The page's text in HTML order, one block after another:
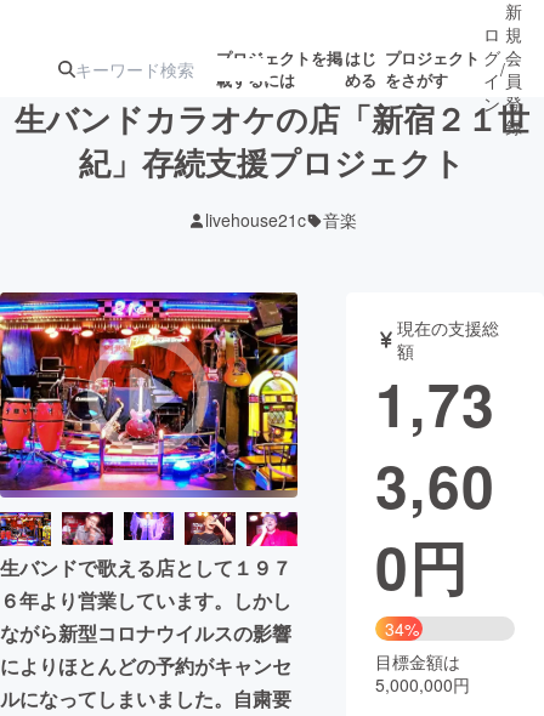
プロジェクトを掲
載するには
はじ
める
プロジェクト
をさがす
ジェクト
募集終了が近いプ
ロジェクト
アート・写真 音楽
テクノロジー・ガジェット ゲーム・サ
映像・映画
ビジネス・起業
まちづくり・地域活性化
CAMPFIRE for Social Good
CAMPFIRE Creation
CAMPFIREふるさと納税machi-ya コミュニティ
ロ
グ
イ
ン
/
新
規
会
員
登
録
生バンドカラオケの店「新宿２１世
紀」存続支援プロジェクト
livehouse21c 音楽
生バンドで歌える店として１９７
６年より営業しています。しかし
ながら新型コロナウイルスの影響
によりほとんどの予約がキャンセ
ルになってしまいました。自粛要
現在の支援総
額
1,73
3,60
0円
34%
目標金額は
5,000,000円